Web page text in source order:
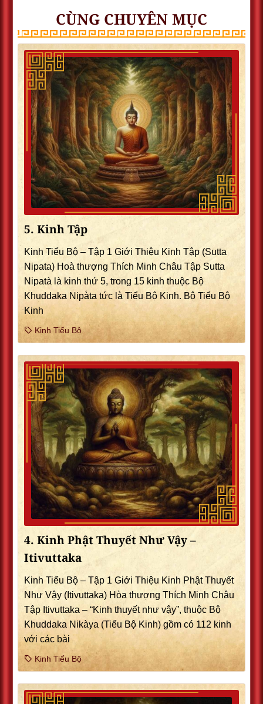
CÙNG CHUYÊN MỤC
5. Kinh Tập
Kinh Tiểu Bộ – Tập 1 Giới Thiệu Kinh Tập (Sutta
Nipata) Hoà thượng Thích Minh Châu Tập Sutta
Nipatà là kinh thứ 5, trong 15 kinh thuộc Bộ
Khuddaka Nipàta tức là Tiểu Bộ Kinh. Bộ Tiểu Bộ
Kinh
Kinh Tiểu Bộ
4. Kinh Phật Thuyết Như Vậy –
Itivuttaka
Kinh Tiểu Bộ – Tập 1 Giới Thiệu Kinh Phật Thuyết
Như Vậy (Itivuttaka) Hòa thượng Thích Minh Châu
Tập Itivuttaka – “Kinh thuyết như vậy”, thuộc Bộ
Khuddaka Nikàya (Tiểu Bộ Kinh) gồm có 112 kinh
với các bài
Kinh Tiểu Bộ